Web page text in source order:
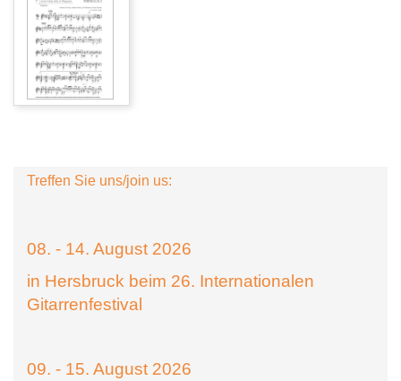
Treffen Sie uns/join us:
08. - 14. August 2026
in Hersbruck beim 26. Internationalen
Gitarrenfestival
09. - 15. August 2026